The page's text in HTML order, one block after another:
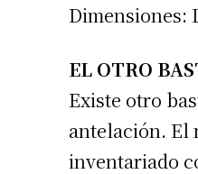
Dimensiones:
EL OTRO
Existe otro
antelación. El
inventariado